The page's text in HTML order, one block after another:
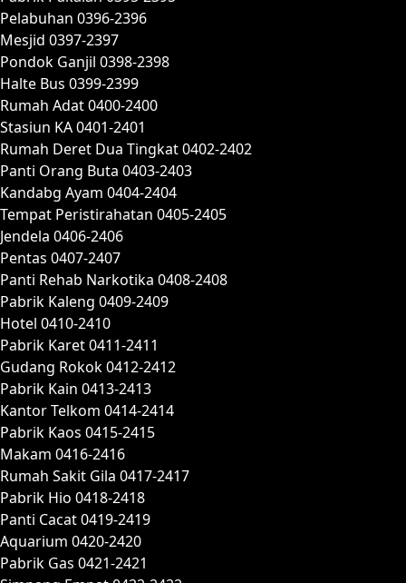
Pelabuhan 0396-2396
Mesjid 0397-2397
Pondok Ganjil 0398-2398
Halte Bus 0399-2399
Rumah Adat 0400-2400
Stasiun KA 0401-2401
Rumah Deret Dua Tingkat 0402-2402
Panti Orang Buta 0403-2403
Kandabg Ayam 0404-2404
Tempat Peristirahatan 0405-2405
Jendela 0406-2406
Pentas 0407-2407
Panti Rehab Narkotika 0408-2408
Pabrik Kaleng 0409-2409
Hotel 0410-2410
Pabrik Karet 0411-2411
Gudang Rokok 0412-2412
Pabrik Kain 0413-2413
Kantor Telkom 0414-2414
Pabrik Kaos 0415-2415
Makam 0416-2416
Rumah Sakit Gila 0417-2417
Pabrik Hio 0418-2418
Panti Cacat 0419-2419
Aquarium 0420-2420
Pabrik Gas 0421-2421